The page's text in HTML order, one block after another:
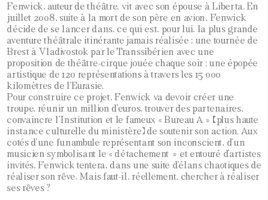
Fenwick, auteur de théâtre, vit avec son épouse à Liberta. En
juillet 2008, suite à la mort de son père en avion, Fenwick
décide de se lancer dans, ce qui est, pour lui, la plus grande
aventure théâtrale itinérante jamais réalisée : une tournée de
Brest à Vladivostok par le Transsibérien avec une
proposition de théâtre-cirque jouée chaque soir ; une épopée
artistique de 120 représentations à travers les 15 000
kilomètres de l’Eurasie.
Pour construire ce projet, Fenwick va devoir créer une
troupe, réunir un million d’euros, trouver des partenaires,
convaincre l’Institution et le fameux « Bureau A » (plus haute
instance culturelle du ministère) de soutenir son action. Aux
cotés d’une funambule représentant son inconscient, d’un
musicien symbolisant le « détachement » et entouré d’artistes
invités, Fenwick tentera, dans une suite d’élans chaotiques de
réaliser son rêve. Mais faut-il, réellement, chercher à réaliser
ses rêves ?